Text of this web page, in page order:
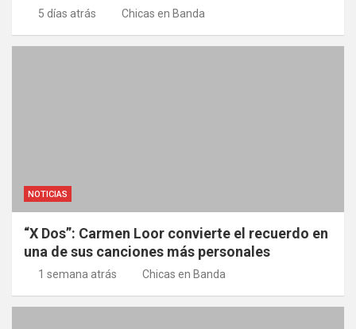
5 días atrás Chicas en Banda
NOTICIAS
“X Dos”: Carmen Loor convierte el recuerdo en
una de sus canciones más personales
1 semana atrás Chicas en Banda